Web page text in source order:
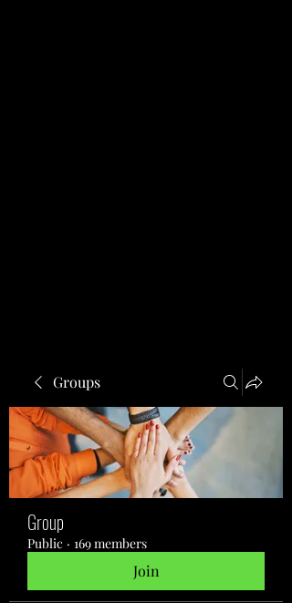
Groups
Group
Public · 169 members
Join